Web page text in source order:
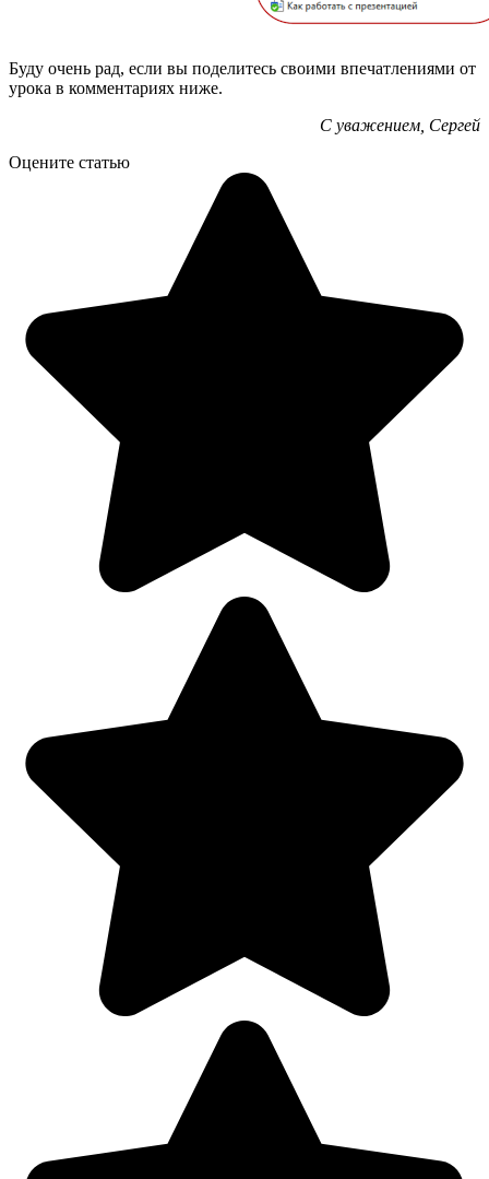
Буду очень рад, если вы поделитесь своими впечатлениями от
урока в комментариях ниже.
С уважением, Сергей
Оцените статью